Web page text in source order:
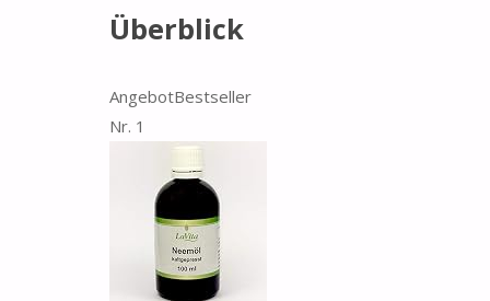
Überblick
AngebotBestseller
Nr. 1